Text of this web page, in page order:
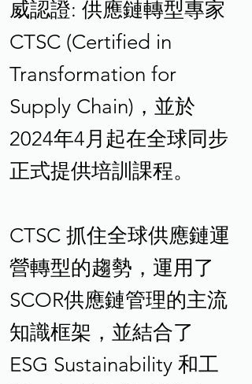
威認證: 供應鏈轉型專家
CTSC (Certified in
Transformation for
Supply Chain)，並於
2024年4月起在全球同步
正式提供培訓課程。
CTSC 抓住全球供應鏈運
營轉型的趨勢，運用了
SCOR供應鏈管理的主流
知識框架，並結合了
ESG Sustainability 和工